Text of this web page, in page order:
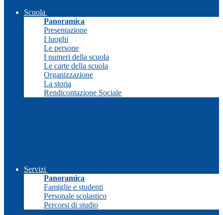
Scuola
Panoramica
Presentazione
I luoghi
Le persone
I numeri della scuola
Le carte della scuola
Organizzazione
La storia
Rendicontazione Sociale
Servizi
Panoramica
Famiglie e studenti
Personale scolastico
Percorsi di studio